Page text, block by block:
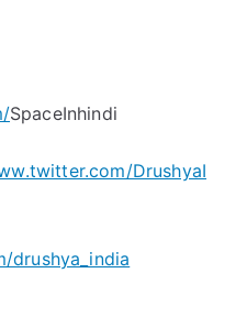
SpaceInhindi
DrushyaI
drushya_india